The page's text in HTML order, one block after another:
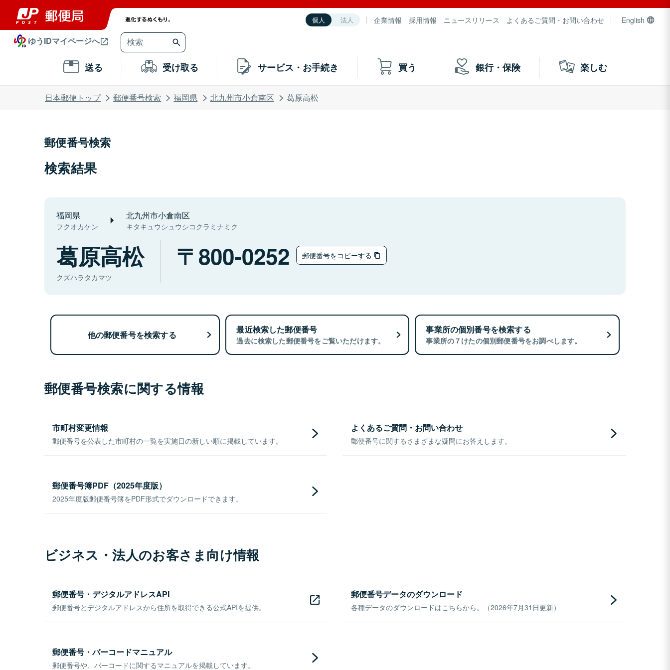
個人 法人 企業情報 採用情報 ニュースリリース よくあるご質問・お問い合わせ English
ゆうIDマイページへ
送る 受け取る サービス・お手続き 買う 銀行・保険 楽しむ
日本郵便トップ 郵便番号検索 福岡県 北九州市小倉南区 葛原高松
郵便番号検索
検索結果
福岡県
フクオカケン
北九州市小倉南区
キタキュウシュウシコクラミナミク
葛原高松
クズハラタカマツ
800-0252 郵便番号をコピーする
他の郵便番号を検索する 最近検索した郵便番号
過去に検索した郵便番号をご覧いただけます。
事業所の個別番号を検索する
事業所の７けたの個別郵便番号をお調べします。
郵便番号検索に関する情報
市町村変更情報
郵便番号を公表した市町村の一覧を実施日の新しい順に掲載しています。
よくあるご質問・お問い合わせ
郵便番号に関するさまざまな疑問にお答えします。
郵便番号簿PDF（2025年度版）
2025年度版郵便番号簿をPDF形式でダウンロードできます。
ビジネス・法人のお客さま向け情報
郵便番号・デジタルアドレスAPI
郵便番号とデジタルアドレスから住所を取得できる公式APIを提供。
郵便番号データのダウンロード
各種データのダウンロードはこちらから。（2026年7月31日更新）
郵便番号・バーコードマニュアル
郵便番号や、バーコードに関するマニュアルを掲載しています。